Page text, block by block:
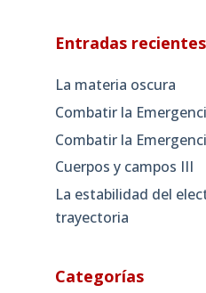
Entradas recientes
La materia oscura
Combatir la
Combatir la
Cuerpos y campos III
La estabilidad del
trayectoria
Categorías